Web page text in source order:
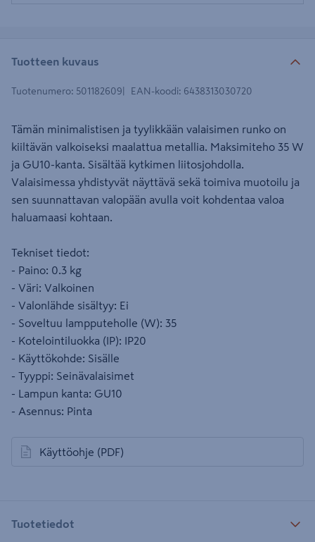
Tuotteen kuvaus
Tuotenumero: 501182609 EAN-koodi: 6438313030720
Tämän minimalistisen ja tyylikkään valaisimen runko on
kiiltävän valkoiseksi maalattua metallia. Maksimiteho 35 W
ja GU10-kanta. Sisältää kytkimen liitosjohdolla.
Valaisimessa yhdistyvät näyttävä sekä toimiva muotoilu ja
sen suunnattavan valopään avulla voit kohdentaa valoa
haluamaasi kohtaan.
Tekniset tiedot:
- Paino: 0.3 kg
- Väri: Valkoinen
- Valonlähde sisältyy: Ei
- Soveltuu lampputeholle (W): 35
- Kotelointiluokka (IP): IP20
- Käyttökohde: Sisälle
- Tyyppi: Seinävalaisimet
- Lampun kanta: GU10
- Asennus: Pinta
Käyttöohje (PDF)
avautuu uuteen välilehteen
Tuotetiedot